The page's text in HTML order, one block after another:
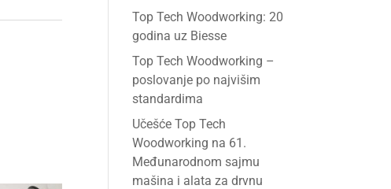
Top Tech Woodworking: 20
godina uz Biesse
Top Tech Woodworking –
poslovanje po najvišim
standardima
Učešće Top Tech
Woodworking na 61.
Međunarodnom sajmu
mašina i alata za drvnu